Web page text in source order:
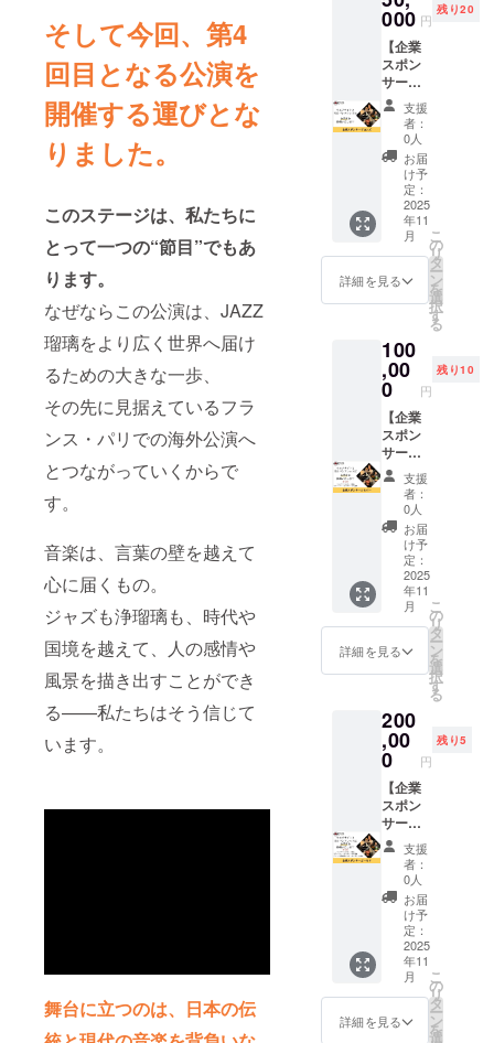
そして今回、第4
回目となる公演を
開催する運びとな
りました。
このステージは、私たちに
とって一つの“節目”でもあ
ります。
なぜならこの公演は、JAZZ
瑠璃をより広く世界へ届け
るための大きな一歩、
その先に見据えているフラ
ンス・パリでの海外公演へ
とつながっていくからで
す。
音楽は、言葉の壁を越えて
心に届くもの。
ジャズも浄瑠璃も、時代や
国境を越えて、人の感情や
風景を描き出すことができ
る——私たちはそう信じて
います。
舞台に立つのは、日本の伝
は文字
なりま
す。 ※
掲載す
る大き
さは購
入者の
数によ
り変動
しま
す。 ※
掲載期
間は
2025年
11月か
ら1年間
す。
000 円
残り20
【企業
スポン
サーブ
ロン
ズ】
JAZZ瑠
璃の企
業スポ
ンサー
になれ
る権利
です。
企業ス
ポン
サーと
サイ
ト・当
⽇パン
フレッ
トに企
業名を
掲載さ
せてい
ただき
ます。
※掲載す
る内容
はメー
ルにて
確認さ
せてい
ただき
ます。
※ネット
たは企
業イ
メージ
が相違
する場
合等、
お断り
させて
いただ
く場合
があり
ます。
お断り
させて
いただ
いた場
合は返
金対応
いたし
支援
者：
0人
お届
け予
定：
2025
年11
月
詳細を見る
こ
の
リ
タ
ー
ン
を
選
択
す
る
100
,00
0 円
残り10
【企業
スポン
サーシ
ル
バー】
JAZZ瑠
璃の企
業スポ
ンサー
になれ
る権利
です。
企業ス
ポン
サーと
サイ
ト・当
⽇パン
フレッ
トに企
業名を
掲載さ
せてい
ただき
ます。
また、
ウェブ
サイト
にリン
ク掲
載・当
⽇パン
フレッ
トにHP
支援
者：
0人
お届
け予
定：
2025
年11
月
詳細を見る
こ
の
リ
タ
ー
ン
を
選
択
す
る
200
,00
0 円
残り5
【企業
スポン
サー
ゴール
ド】
JAZZ瑠
璃の企
業スポ
ンサー
になれ
る権利
です。
企業ス
ポン
サーと
支援
者：
0人
お届
け予
定：
2025
年11
月
詳細を見る
こ
の
リ
タ
ー
ン
を
選